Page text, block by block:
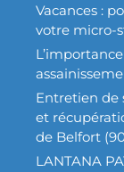
Vacances :
votre micro-
Entretien de
et
de Belfort
LANTANA